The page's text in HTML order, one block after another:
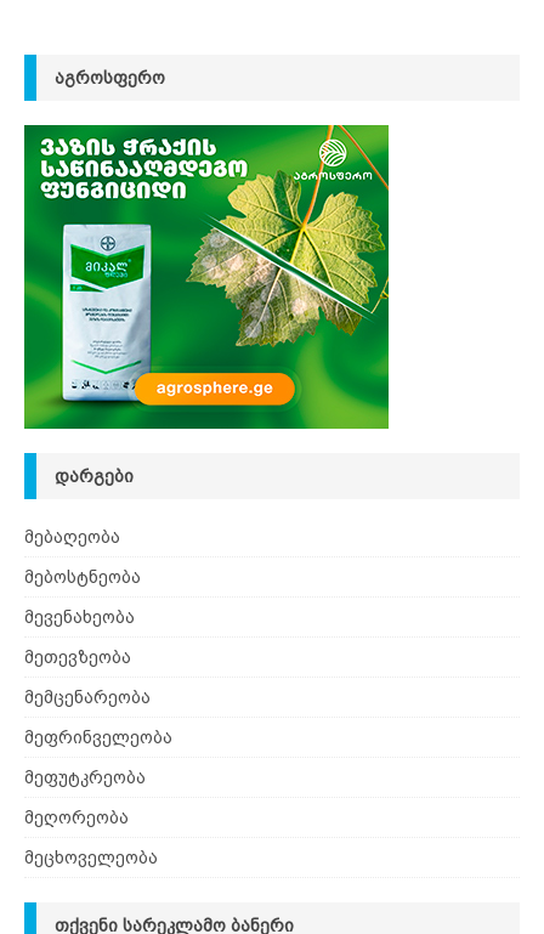
ᲐᲒᲠᲝᲡᲤᲔᲠᲝ
ᲓᲐᲠᲒᲔᲑᲘ
მებაღეობა
მებოსტნეობა
მევენახეობა
მეთევზეობა
მემცენარეობა
მეფრინველეობა
მეფუტკრეობა
მეღორეობა
მეცხოველეობა
ᲗᲥᲕᲔᲜᲘ ᲡᲐᲠᲔᲙᲚᲐᲛᲝ ᲑᲐᲜᲔᲠᲘ